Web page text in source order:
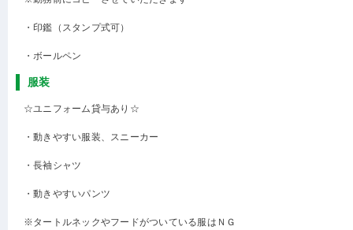
・印鑑（スタンプ式可）
・ボールペン
服装
☆ユニフォーム貸与あり☆
・動きやすい服装、スニーカー
・長袖シャツ
・動きやすいパンツ
※タートルネックやフードがついている服はＮＧ